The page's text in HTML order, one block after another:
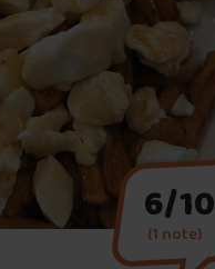
6/10
(1 note)